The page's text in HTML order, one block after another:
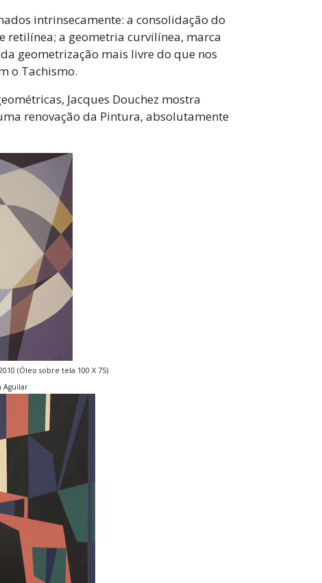
intrinsecamente: a consolidação do
retilínea; a geometria curvilínea, marca
geometrização mais livre do que nos
o Tachismo.
Jacques Douchez mostra
renovação da Pintura, absolutamente
(Óleo sobre tela 100 X 75)
Aguilar